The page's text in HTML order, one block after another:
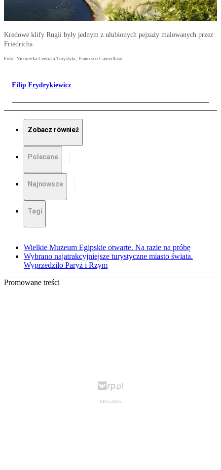
Kredowe klify Rugii były jednym z ulubionych pejzaży malowanych przez
Friedricha
Foto: Niemiecka Centrala Turystyki, Francesco Carovillano
Filip Frydrykiewicz
Zobacz również
Polecane
Najnowsze
Tagi
Wielkie Muzeum Egipskie otwarte. Na razie na próbę
Wybrano najatrakcyjniejsze turystyczne miasto świata.
Wyprzedziło Paryż i Rzym
Promowane treści